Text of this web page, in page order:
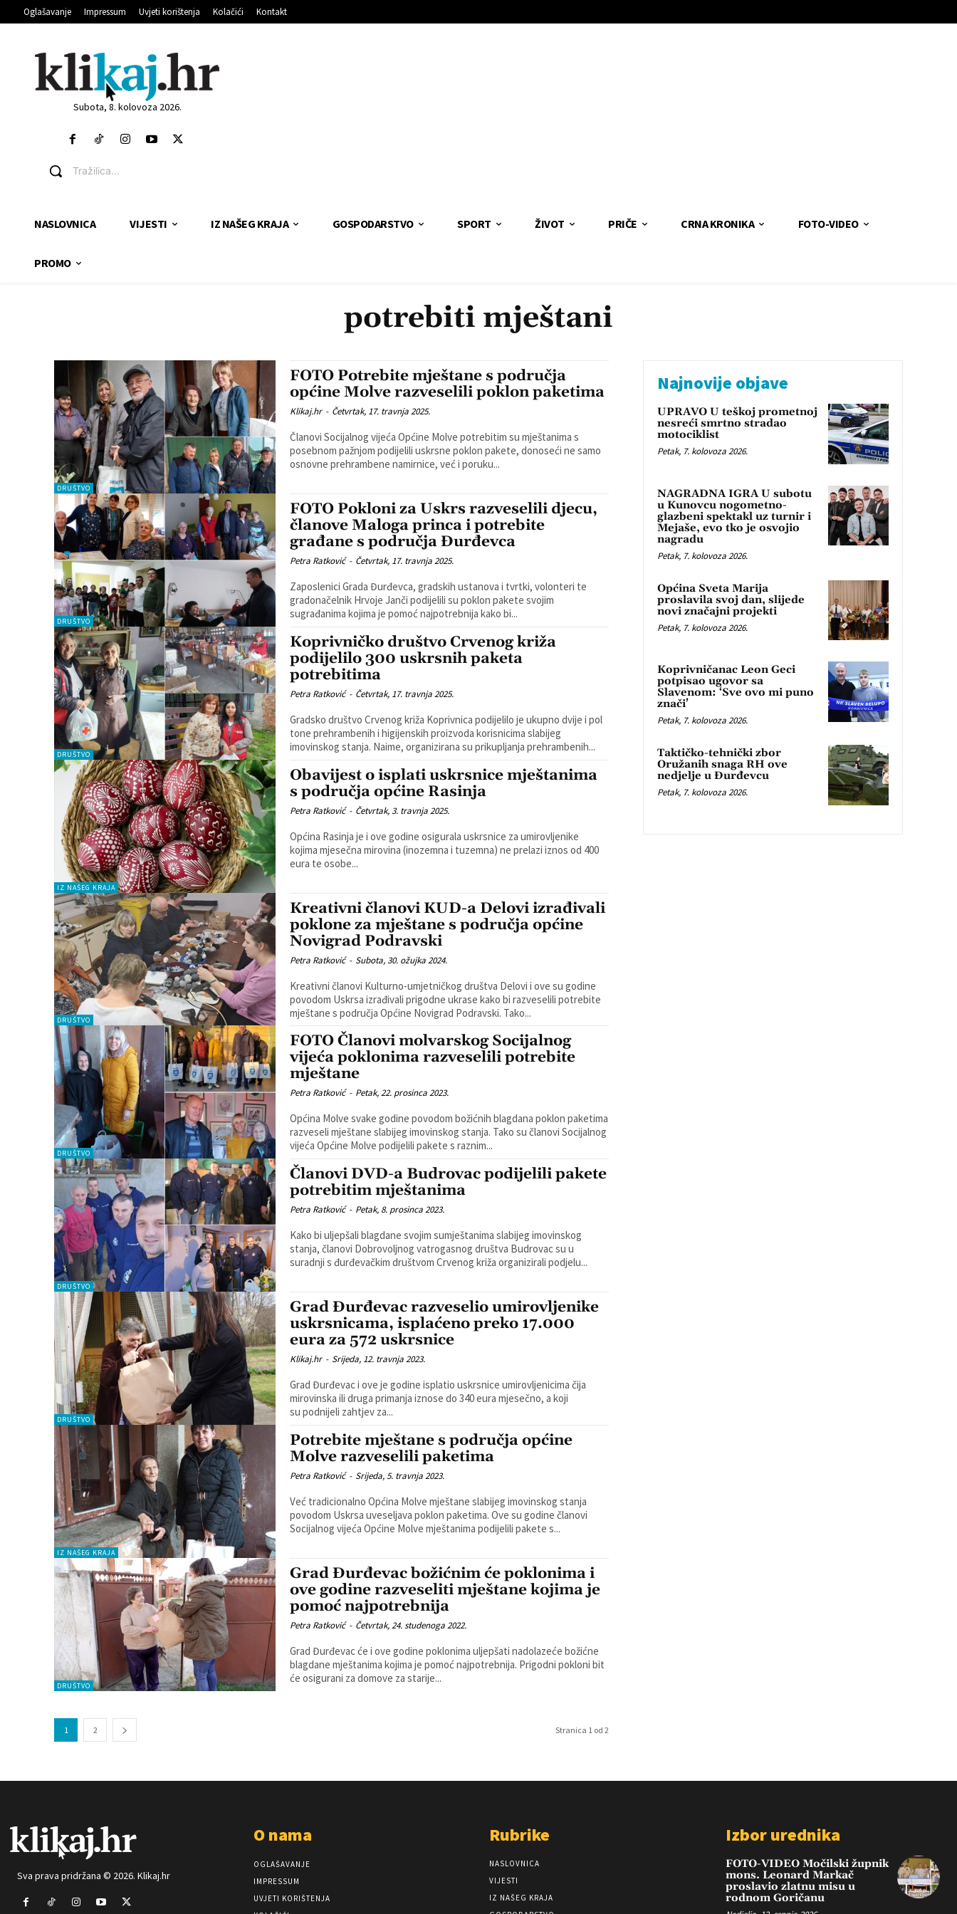
Oglašavanje Impressum Uvjeti korištenja Kolačići Kontakt
Subota, 8. kolovoza 2026.
Tražilica...
NASLOVNICA VIJESTI IZ NAŠEG KRAJA GOSPODARSTVO SPORT ŽIVOT PRIČE CRNA KRONIKA FOTO-VIDEO
PROMO
potrebiti mještani
DRUŠTVO
FOTO Potrebite mještane s područja
općine Molve razveselili poklon paketima
Klikaj.hr - Četvrtak, 17. travnja 2025.
Članovi Socijalnog vijeća Općine Molve potrebitim su mještanima s
posebnom pažnjom podijelili uskrsne poklon pakete, donoseći ne samo
osnovne prehrambene namirnice, već i poruku...
DRUŠTVO
FOTO Pokloni za Uskrs razveselili djecu,
članove Maloga princa i potrebite
građane s područja Đurđevca
Petra Ratković - Četvrtak, 17. travnja 2025.
Zaposlenici Grada Đurđevca, gradskih ustanova i tvrtki, volonteri te
gradonačelnik Hrvoje Janči podijelili su poklon pakete svojim
sugrađanima kojima je pomoć najpotrebnija kako bi...
DRUŠTVO
Koprivničko društvo Crvenog križa
podijelilo 300 uskrsnih paketa
potrebitima
Petra Ratković - Četvrtak, 17. travnja 2025.
Gradsko društvo Crvenog križa Koprivnica podijelilo je ukupno dvije i pol
tone prehrambenih i higijenskih proizvoda korisnicima slabijeg
imovinskog stanja. Naime, organizirana su prikupljanja prehrambenih...
IZ NAŠEG KRAJA
Obavijest o isplati uskrsnice mještanima
s područja općine Rasinja
Petra Ratković - Četvrtak, 3. travnja 2025.
Općina Rasinja je i ove godine osigurala uskrsnice za umirovljenike
kojima mjesečna mirovina (inozemna i tuzemna) ne prelazi iznos od 400
eura te osobe...
DRUŠTVO
Kreativni članovi KUD-a Delovi izrađivali
poklone za mještane s područja općine
Novigrad Podravski
Petra Ratković - Subota, 30. ožujka 2024.
Kreativni članovi Kulturno-umjetničkog društva Delovi i ove su godine
povodom Uskrsa izrađivali prigodne ukrase kako bi razveselili potrebite
mještane s područja Općine Novigrad Podravski. Tako...
DRUŠTVO
FOTO Članovi molvarskog Socijalnog
vijeća poklonima razveselili potrebite
mještane
Petra Ratković - Petak, 22. prosinca 2023.
Općina Molve svake godine povodom božićnih blagdana poklon paketima
razveseli mještane slabijeg imovinskog stanja. Tako su članovi Socijalnog
vijeća Općine Molve podijelili pakete s raznim...
DRUŠTVO
Članovi DVD-a Budrovac podijelili pakete
potrebitim mještanima
Petra Ratković - Petak, 8. prosinca 2023.
Kako bi uljepšali blagdane svojim sumještanima slabijeg imovinskog
stanja, članovi Dobrovoljnog vatrogasnog društva Budrovac su u
suradnji s đurđevačkim društvom Crvenog križa organizirali podjelu...
DRUŠTVO
Grad Đurđevac razveselio umirovljenike
uskrsnicama, isplaćeno preko 17.000
eura za 572 uskrsnice
Klikaj.hr - Srijeda, 12. travnja 2023.
Grad Đurđevac i ove je godine isplatio uskrsnice umirovljenicima čija
mirovinska ili druga primanja iznose do 340 eura mjesečno, a koji
su podnijeli zahtjev za...
IZ NAŠEG KRAJA
Potrebite mještane s područja općine
Molve razveselili paketima
Petra Ratković - Srijeda, 5. travnja 2023.
Već tradicionalno Općina Molve mještane slabijeg imovinskog stanja
povodom Uskrsa uveseljava poklon paketima. Ove su godine članovi
Socijalnog vijeća Općine Molve mještanima podijelili pakete s...
DRUŠTVO
Grad Đurđevac božićnim će poklonima i
ove godine razveseliti mještane kojima je
pomoć najpotrebnija
Petra Ratković - Četvrtak, 24. studenoga 2022.
Grad Đurđevac će i ove godine poklonima uljepšati nadolazeće božićne
blagdane mještanima kojima je pomoć najpotrebnija. Prigodni pokloni bit
će osigurani za domove za starije...
1 2 Stranica 1 od 2
Najnovije objave
UPRAVO U teškoj prometnoj
nesreći smrtno stradao
motociklist
Petak, 7. kolovoza 2026.
NAGRADNA IGRA U subotu
u Kunovcu nogometno-
glazbeni spektakl uz turnir i
Mejaše, evo tko je osvojio
nagradu
Petak, 7. kolovoza 2026.
Općina Sveta Marija
proslavila svoj dan, slijede
novi značajni projekti
Petak, 7. kolovoza 2026.
Koprivničanac Leon Geci
potpisao ugovor sa
Slavenom: ‘Sve ovo mi puno
znači’
Petak, 7. kolovoza 2026.
Taktičko-tehnički zbor
Oružanih snaga RH ove
nedjelje u Đurđevcu
Petak, 7. kolovoza 2026.
Sva prava pridržana © 2026. Klikaj.hr
O nama
OGLAŠAVANJE
IMPRESSUM
UVJETI KORIŠTENJA
Rubrike
NASLOVNICA
VIJESTI
IZ NAŠEG KRAJA
Izbor urednika
FOTO-VIDEO Močilski župnik
mons. Leonard Markač
proslavio zlatnu misu u
rodnom Goričanu